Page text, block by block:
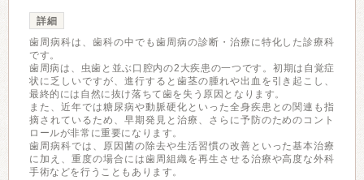
詳細
歯周病科は、歯科の中でも歯周病の診断・治療に特化した診療科
です。
歯周病は、虫歯と並ぶ口腔内の2大疾患の一つです。初期は自覚症
状に乏しいですが、進行すると歯茎の腫れや出血を引き起こし、
最終的には自然に抜け落ちて歯を失う原因となります。
また、近年では糖尿病や動脈硬化といった全身疾患との関連も指
摘されているため、早期発見と治療、さらに予防のためのコント
ロールが非常に重要になります。
歯周病科では、原因菌の除去や生活習慣の改善といった基本治療
に加え、重度の場合には歯周組織を再生させる治療や高度な外科
手術などを行うこともあります。